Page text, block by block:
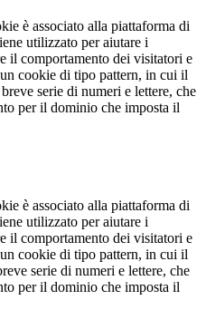
è associato alla piattaforma di
utilizzato per aiutare i
il comportamento dei visitatori e
cookie di tipo pattern, in cui il
serie di numeri e lettere, che
per il dominio che imposta il
è associato alla piattaforma di
utilizzato per aiutare i
il comportamento dei visitatori e
cookie di tipo pattern, in cui il
serie di numeri e lettere, che
per il dominio che imposta il